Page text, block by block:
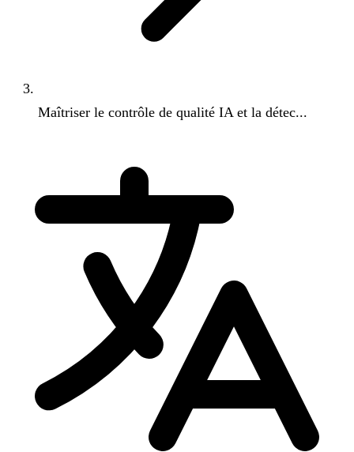
Maîtriser le contrôle de qualité IA et la détec...